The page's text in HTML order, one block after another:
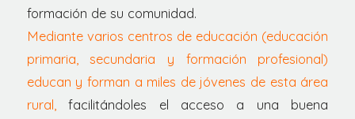
formación de su comunidad.
Mediante varios centros de educación (educación
primaria, secundaria y formación profesional)
educan y forman a miles de jóvenes de esta área
rural,
facilitándoles el acceso a una buena